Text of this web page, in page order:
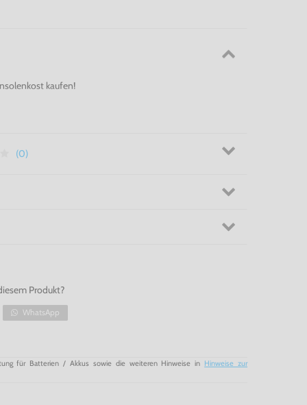
kaufen!
(0)
Produkt?
WhatsApp
für Batterien / Akkus sowie die weiteren Hinweise in Hinweise zur